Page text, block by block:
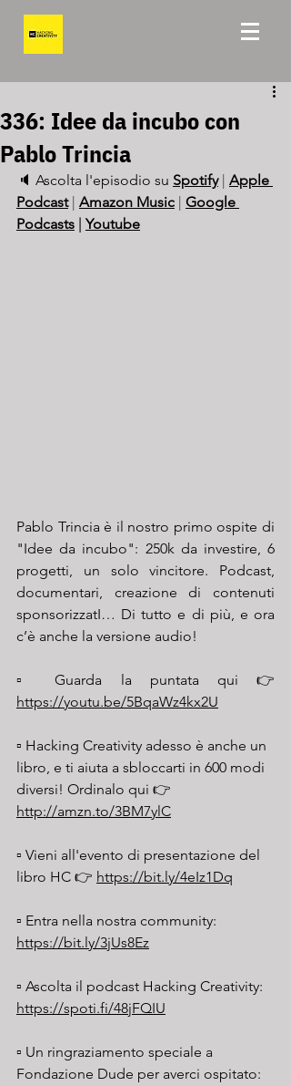
336: Idee da incubo con
Pablo Trincia
🔈 Ascolta l'episodio su Spotify | Apple
Podcast | Amazon Music | Google
Podcasts | Youtube
Pablo Trincia è il nostro primo ospite di
"Idee da incubo": 250k da investire, 6
progetti, un solo vincitore. Podcast,
documentari, creazione di contenuti
sponsorizzatI… Di tutto e di più, e ora
c’è anche la versione audio!
▫️ Guarda la puntata qui 👉
https://youtu.be/5BqaWz4kx2U
▫️ Hacking Creativity adesso è anche un
libro, e ti aiuta a sbloccarti in 600 modi
diversi! Ordinalo qui 👉
http://amzn.to/3BM7ylC
▫️ Vieni all'evento di presentazione del
libro HC 👉 https://bit.ly/4eIz1Dq
▫️ Entra nella nostra community:
https://bit.ly/3jUs8Ez
▫️ Ascolta il podcast Hacking Creativity:
https://spoti.fi/48jFQIU
▫️ Un ringraziamento speciale a
Fondazione Dude per averci ospitato: